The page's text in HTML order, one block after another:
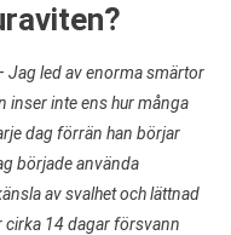
Jag led av enorma smärtor
inser inte ens hur många
dag förrän han börjar
började använda
av svalhet och lättnad
14 dagar försvann